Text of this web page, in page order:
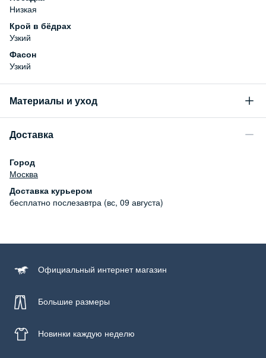
Низкая
Крой в бёдрах
Узкий
Фасон
Узкий
Материалы и уход
99% хлопок, 1% эластан
Бережная стирка при температуре не более 30С, химчистка
запрещена, отбеливание запрещено, машинная сушка
запрещена
Доставка
Город
Москва
Доставка курьером
бесплатно послезавтра (вс, 09 августа)
Официальный интернет магазин
Большие размеры
Новинки каждую неделю